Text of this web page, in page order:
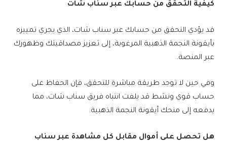
كيفية التحقق من حسابك عبر سناب شات
قد يؤدي التحقق من حسابك عبر سناب شات، الذي يجري تمييزه
بأيقونة النجمة الذهبية المرغوبة، إلى تعزيز مصداقيتك وظهورك
عبر المنصة.
وفي حين لا توجد طريقة مباشرة للتحقق، فإن الحفاظ على
حساب قوي ونشط قد يلفت انتباه فريق سناب شات، مما
يدفعه إلى منحك أيقونة النجمة الذهبية.
هل تحصل على أموال مقابل كل مشاهدة عبر سناب